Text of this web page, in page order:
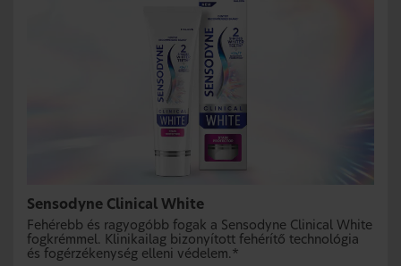
Sensodyne Clinical White
Fehérebb és ragyogóbb fogak a Sensodyne Clinical White
fogkrémmel. Klinikailag bizonyított fehérítő technológia
és fogérzékenység elleni védelem.*